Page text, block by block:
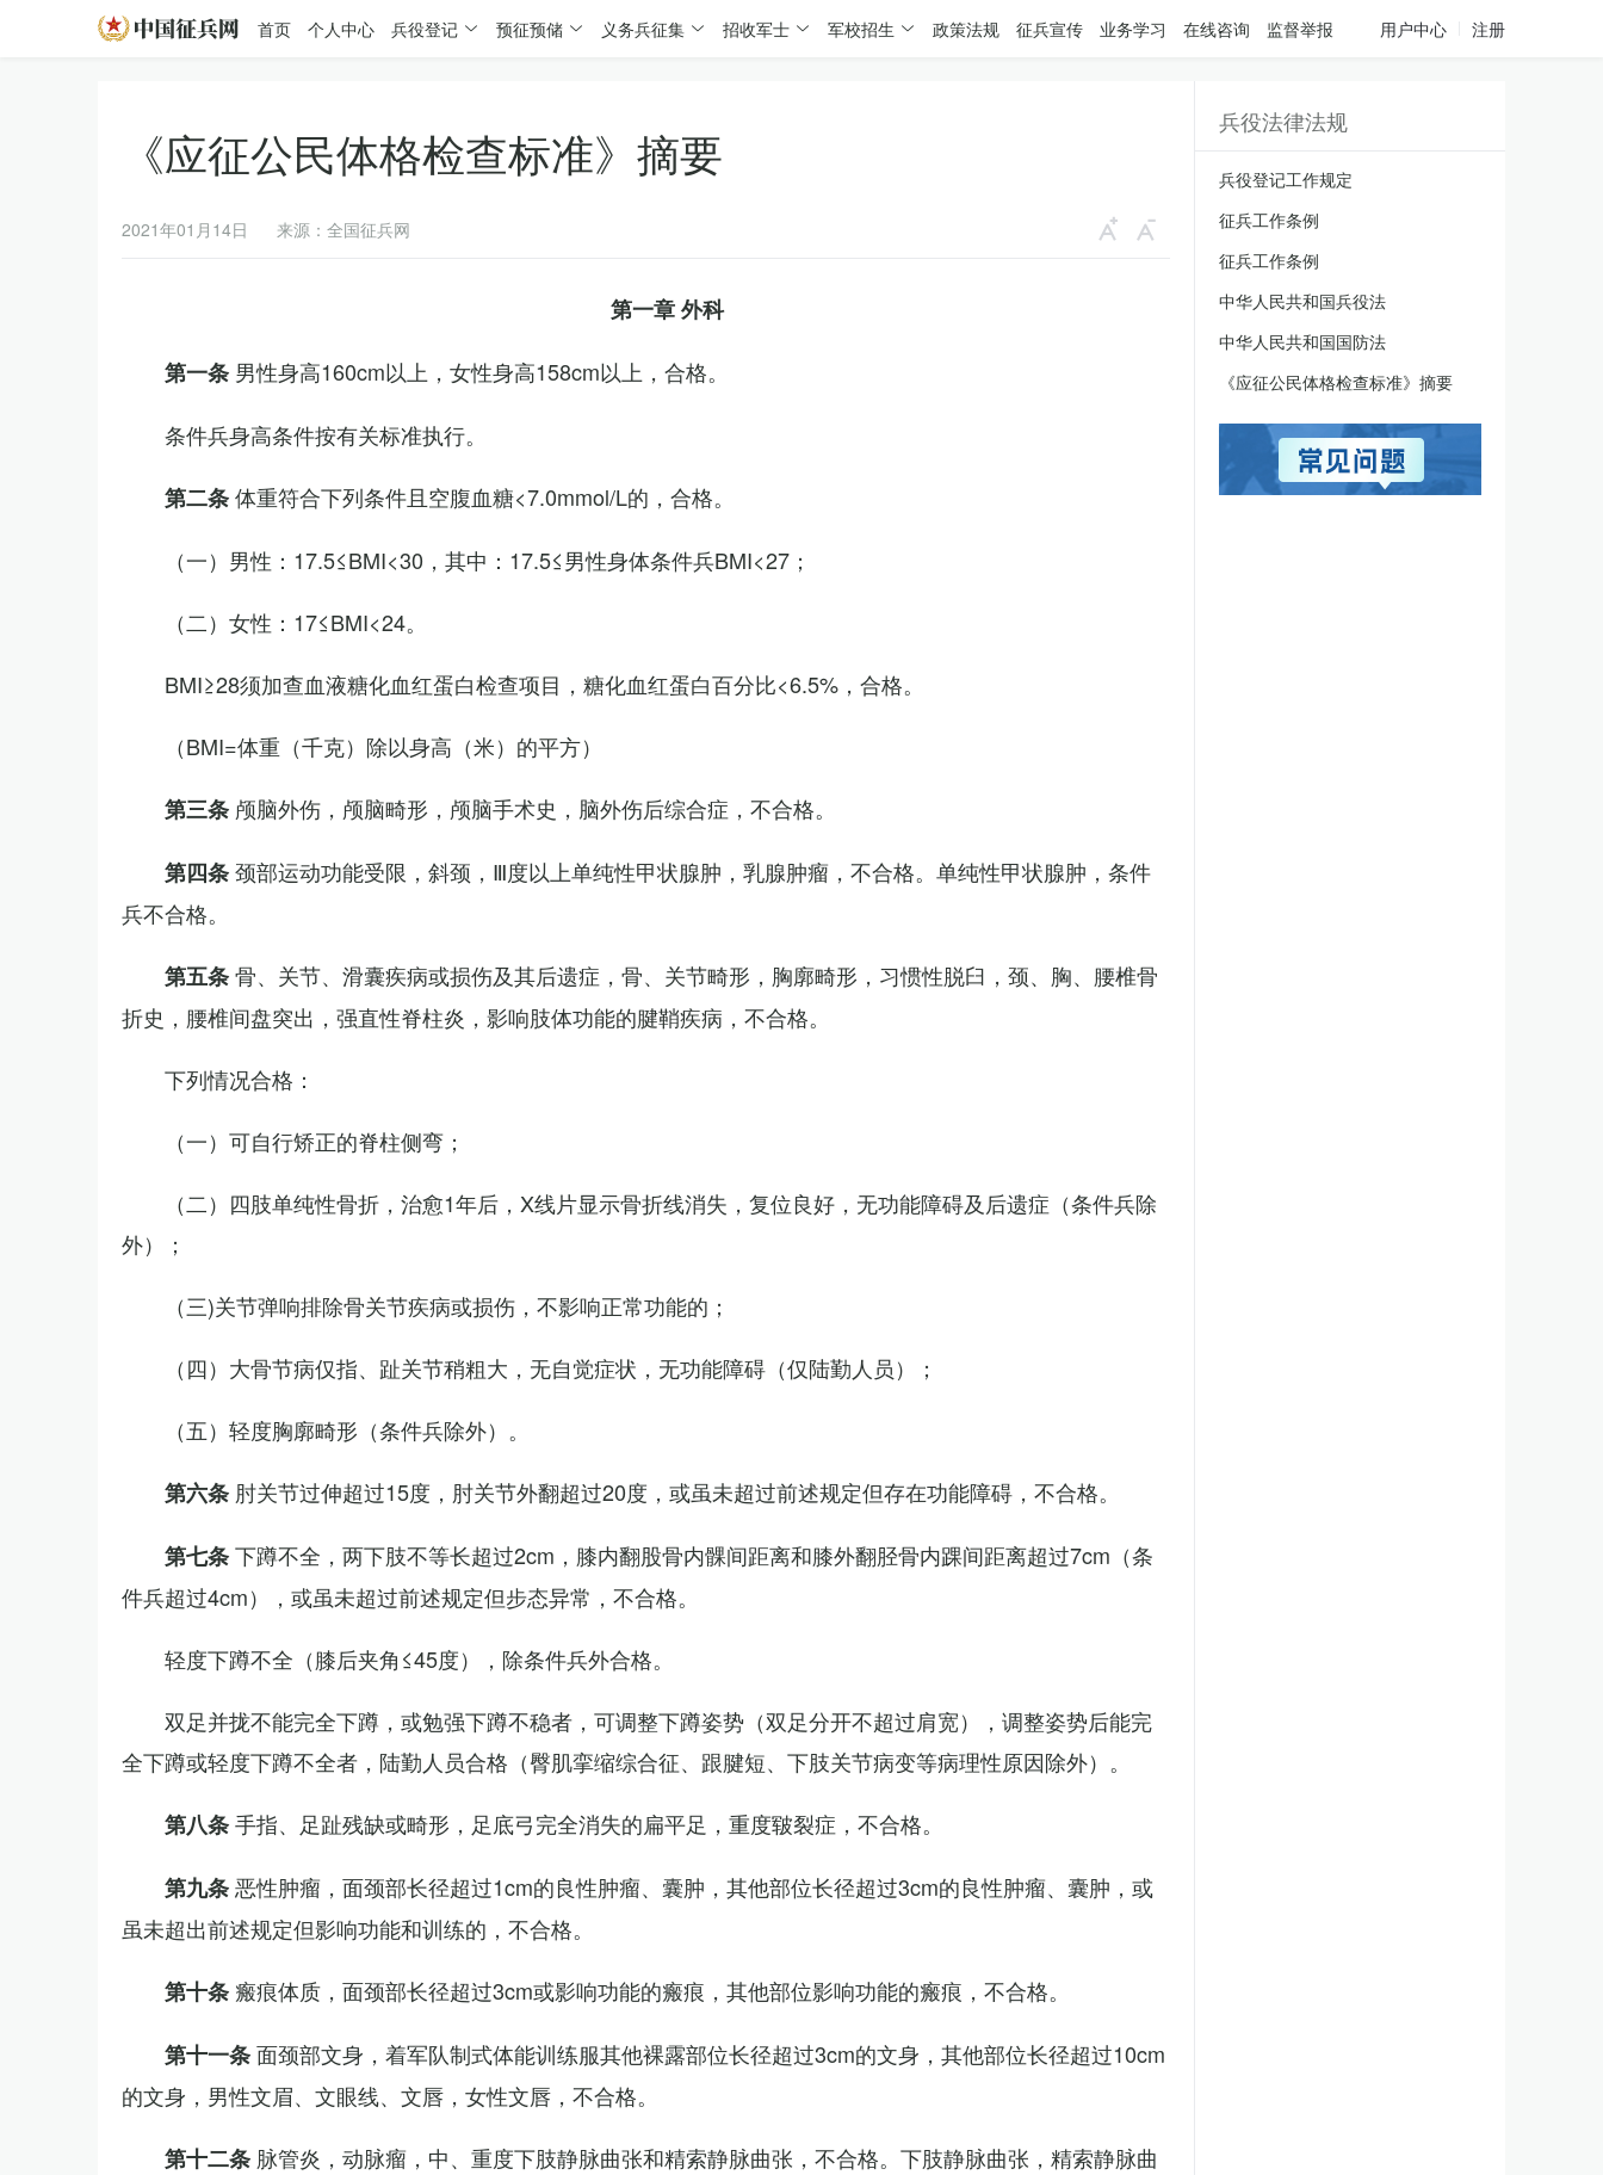
首页 个人中心 兵役登记 预征预储 义务兵征集 招收军士 军校招生 政策法规 征兵宣传 业务学习 在线咨询 监督举报 用户中心 注册
《应征公民体格检查标准》摘要
2021年01月14日 来源：全国征兵网
第一章 外科
第一条 男性身高160cm以上，女性身高158cm以上，合格。
条件兵身高条件按有关标准执行。
第二条体重符合下列条件且空腹血糖<7.0mmol/L的，合格。
（一）男性：17.5≤BMI<30，其中：17.5≤男性身体条件兵BMI<27；
（二）女性：17≤BMI<24。
BMI≥28须加查血液糖化血红蛋白检查项目，糖化血红蛋白百分比<6.5%，合格。
（BMI=体重（千克）除以身高（米）的平方）
第三条 颅脑外伤，颅脑畸形，颅脑手术史，脑外伤后综合症，不合格。
第四条颈部运动功能受限，斜颈，Ⅲ度以上单纯性甲状腺肿，乳腺肿瘤，不合格。单纯性甲状腺肿，条件
兵不合格。
第五条骨、关节、滑囊疾病或损伤及其后遗症，骨、关节畸形，胸廓畸形，习惯性脱臼，颈、胸、腰椎骨
折史，腰椎间盘突出，强直性脊柱炎，影响肢体功能的腱鞘疾病，不合格。
下列情况合格：
（一）可自行矫正的脊柱侧弯；
（二）四肢单纯性骨折，治愈1年后，X线片显示骨折线消失，复位良好，无功能障碍及后遗症（条件兵除
外）；
（三)关节弹响排除骨关节疾病或损伤，不影响正常功能的；
（四）大骨节病仅指、趾关节稍粗大，无自觉症状，无功能障碍（仅陆勤人员）；
（五）轻度胸廓畸形（条件兵除外）。
第六条 肘关节过伸超过15度，肘关节外翻超过20度，或虽未超过前述规定但存在功能障碍，不合格。
第七条下蹲不全，两下肢不等长超过2cm，膝内翻股骨内髁间距离和膝外翻胫骨内踝间距离超过7cm（条
件兵超过4cm），或虽未超过前述规定但步态异常，不合格。
轻度下蹲不全（膝后夹角≤45度），除条件兵外合格。
双足并拢不能完全下蹲，或勉强下蹲不稳者，可调整下蹲姿势（双足分开不超过肩宽），调整姿势后能完
全下蹲或轻度下蹲不全者，陆勤人员合格（臀肌挛缩综合征、跟腱短、下肢关节病变等病理性原因除外）。
第八条手指、足趾残缺或畸形，足底弓完全消失的扁平足，重度皲裂症，不合格。
第九条恶性肿瘤，面颈部长径超过1cm的良性肿瘤、囊肿，其他部位长径超过3cm的良性肿瘤、囊肿，或
虽未超出前述规定但影响功能和训练的，不合格。
第十条 瘢痕体质，面颈部长径超过3cm或影响功能的瘢痕，其他部位影响功能的瘢痕，不合格。
第十一条面颈部文身，着军队制式体能训练服其他裸露部位长径超过3cm的文身，其他部位长径超过10cm
的文身，男性文眉、文眼线、文唇，女性文唇，不合格。
第十二条 脉管炎，动脉瘤，中、重度下肢静脉曲张和精索静脉曲张，不合格。下肢静脉曲张，精索静脉曲
兵役法律法规
兵役登记工作规定
征兵工作条例
征兵工作条例
中华人民共和国兵役法
中华人民共和国国防法
《应征公民体格检查标准》摘要